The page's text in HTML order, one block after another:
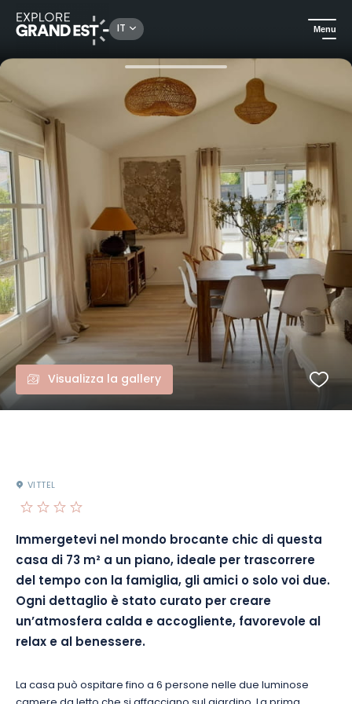
IT Menu
Case vacanza Un soggiorno rilassante nelle immediate vicinanze del parco e delle terme di Vittel
Visualizza la gallery
VITTEL
Immergetevi nel mondo brocante chic di questa
casa di 73 m² a un piano, ideale per trascorrere
del tempo con la famiglia, gli amici o solo voi due.
Ogni dettaglio è stato curato per creare
un’atmosfera calda e accogliente, favorevole al
relax e al benessere.
La casa può ospitare fino a 6 persone nelle due luminose